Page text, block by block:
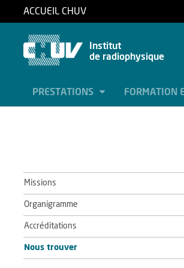
ACCUEIL CHUV
Institut
de radiophysique
PRESTATIONS FORMATION
Missions
Organigramme
Accréditations
Nous trouver